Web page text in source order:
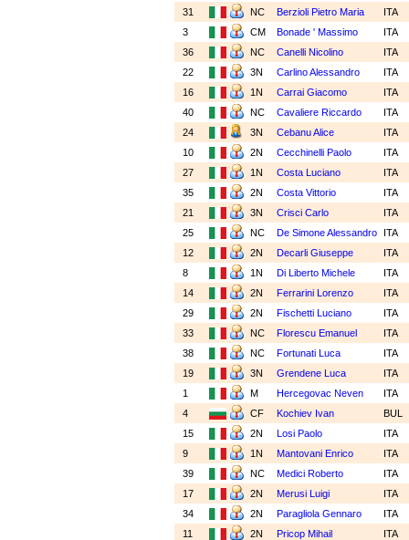
31
NC Berzioli Pietro Maria
ITA
3
CM Bonade ' Massimo
ITA
36
NC Canelli Nicolino
ITA
22
3N Carlino Alessandro
ITA
16
1N Carrai Giacomo
ITA
40
NC Cavaliere Riccardo
ITA
24
3N Cebanu Alice
ITA
10
2N Cecchinelli Paolo
ITA
27
1N Costa Luciano
ITA
35
2N Costa Vittorio
ITA
21
3N Crisci Carlo
ITA
25
NC De Simone Alessandro
ITA
12
2N Decarli Giuseppe
ITA
8
1N Di Liberto Michele
ITA
14
2N Ferrarini Lorenzo
ITA
29
2N Fischetti Luciano
ITA
33
NC Florescu Emanuel
ITA
38
NC Fortunati Luca
ITA
19
3N Grendene Luca
ITA
1
M Hercegovac Neven
ITA
4
CF Kochiev Ivan
BUL
15
2N Losi Paolo
ITA
9
1N Mantovani Enrico
ITA
39
NC Medici Roberto
ITA
17
2N Merusi Luigi
ITA
34
2N Paragliola Gennaro
ITA
11
2N Pricop Mihail
ITA